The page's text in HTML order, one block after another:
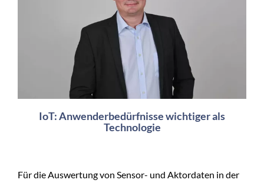
IoT: Anwenderbedürfnisse wichtiger als
Technologie
Für die Auswertung von Sensor- und Aktordaten in der